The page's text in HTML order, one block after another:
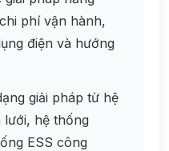
phí vận hành,
điện và hướng
giải pháp từ hệ
lưới, hệ thống
ESS công